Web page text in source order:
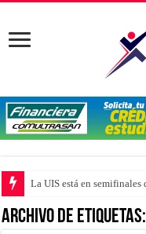
La UIS está en
Archivo de